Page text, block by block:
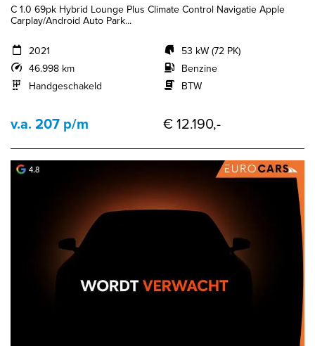
C 1.0 69pk Hybrid Lounge Plus Climate Control Navigatie Apple
Carplay/Android Auto Park...
2021
46.998 km
Handgeschakeld
53 kW (72 PK)
Benzine
BTW
v.a. 207 p/m € 12.190,-